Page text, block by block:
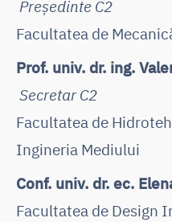
Președinte C2
Facultatea de
Prof. univ. dr. ing.
Secretar C2
Facultatea de
Ingineria Mediului
Conf. univ. dr. ec.
Facultatea de Design